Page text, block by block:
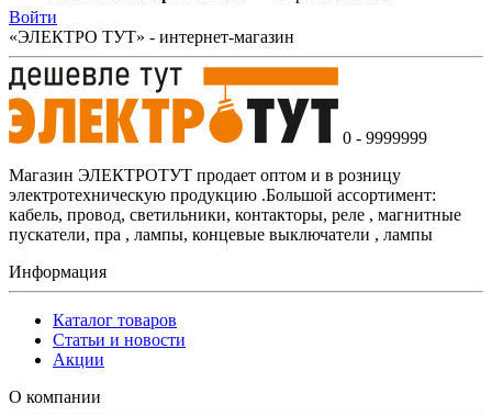
Войти
«ЭЛЕКТРО ТУТ» - интернет-магазин
0 - 9999999
Магазин ЭЛЕКТРОТУТ продает оптом и в розницу
электротехническую продукцию .Большой ассортимент:
кабель, провод, светильники, контакторы, реле , магнитные
пускатели, пра , лампы, концевые выключатели , лампы
Информация
Каталог товаров
Статьи и новости
Акции
О компании